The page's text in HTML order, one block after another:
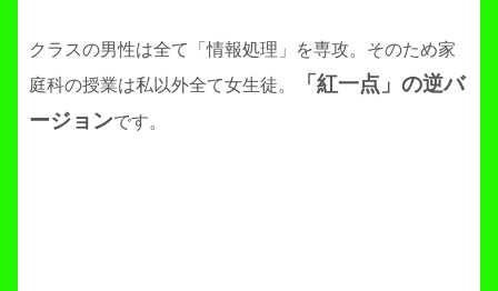
クラスの男性は全て「情報処理」を専攻。そのため家
庭科の授業は私以外全て女生徒。
「紅一点」の逆バ
ージョンです。